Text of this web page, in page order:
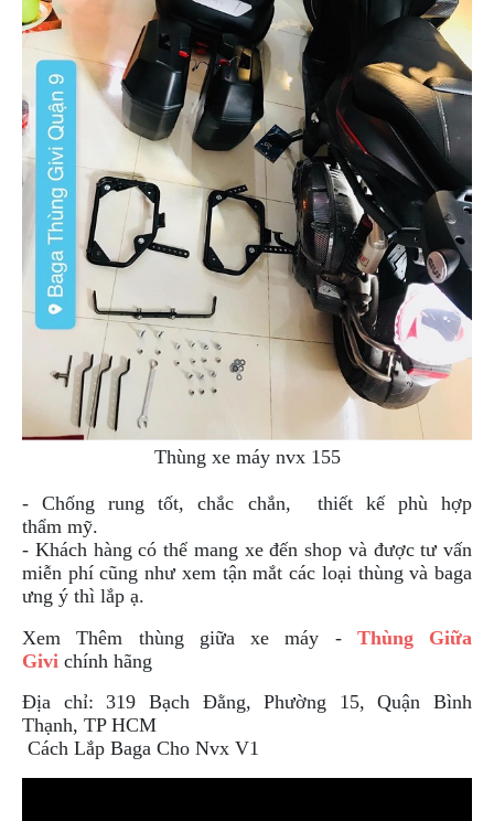
Thùng xe máy nvx 155
- Chống rung tốt, chắc chắn, thiết kế phù hợp
thẩm mỹ.
- Khách hàng có thể mang xe đến shop và được tư vấn
miễn phí cũng như xem tận mắt các loại thùng và baga
ưng ý thì lắp ạ.
Xem Thêm thùng giữa xe máy - Thùng Giữa
Givi chính hãng
Địa chỉ: 319 Bạch Đằng, Phường 15, Quận Bình
Thạnh, TP HCM
Cách Lắp Baga Cho Nvx V1